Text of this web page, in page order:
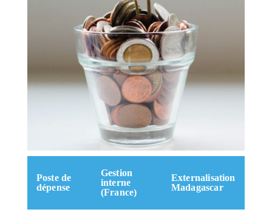
Poste de
dépense
Gestion
interne
(France)
Externalisation
Madagascar